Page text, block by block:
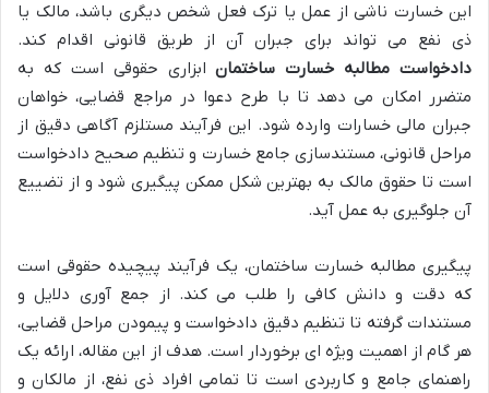
این خسارت ناشی از عمل یا ترک فعل شخص دیگری باشد، مالک یا
ذی نفع می تواند برای جبران آن از طریق قانونی اقدام کند.
دادخواست مطالبه خسارت ساختمانابزاری حقوقی است که به
متضرر امکان می دهد تا با طرح دعوا در مراجع قضایی، خواهان
جبران مالی خسارات وارده شود. این فرآیند مستلزم آگاهی دقیق از
مراحل قانونی، مستندسازی جامع خسارت و تنظیم صحیح دادخواست
است تا حقوق مالک به بهترین شکل ممکن پیگیری شود و از تضییع
آن جلوگیری به عمل آید.
پیگیری مطالبه خسارت ساختمان، یک فرآیند پیچیده حقوقی است
که دقت و دانش کافی را طلب می کند. از جمع آوری دلایل و
مستندات گرفته تا تنظیم دقیق دادخواست و پیمودن مراحل قضایی،
هر گام از اهمیت ویژه ای برخوردار است. هدف از این مقاله، ارائه یک
راهنمای جامع و کاربردی است تا تمامی افراد ذی نفع، از مالکان و